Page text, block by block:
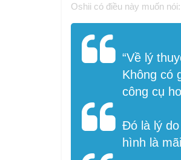
Oshii có điều này muốn nói:
“Về lý
Không có
công cụ
Đó là lý
hình là